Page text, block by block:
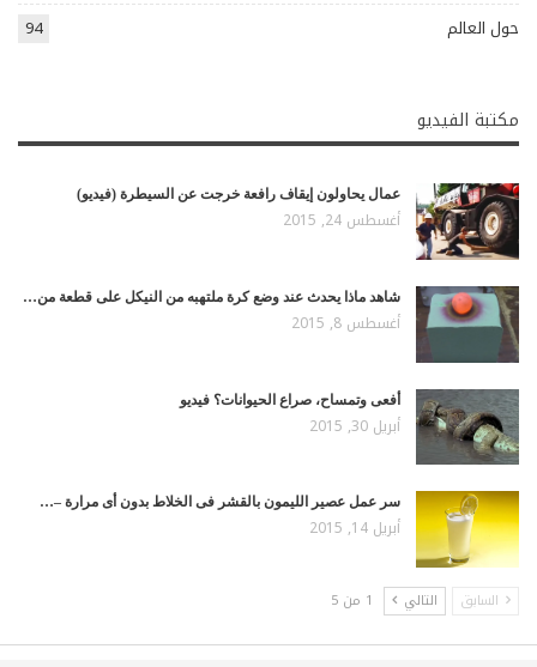
حول العالم
94
مكتبة الفيديو
عمال يحاولون إيقاف رافعة خرجت عن السيطرة (فيديو)
أغسطس 24, 2015
شاهد ماذا يحدث عند وضع كرة ملتهبه من النيكل على قطعة من…
أغسطس 8, 2015
أفعى وتمساح، صراع الحيوانات؟ فيديو
أبريل 30, 2015
سر عمل عصير الليمون بالقشر فى الخلاط بدون أى مرارة –…
أبريل 14, 2015
السابق التالي 1 من 5